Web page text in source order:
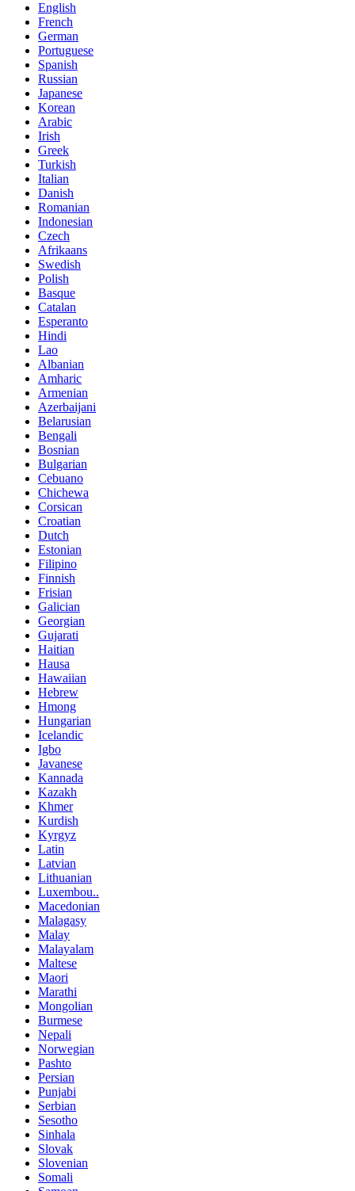
English
French
German
Portuguese
Spanish
Russian
Japanese
Korean
Arabic
Irish
Greek
Turkish
Italian
Danish
Romanian
Indonesian
Czech
Afrikaans
Swedish
Polish
Basque
Catalan
Esperanto
Hindi
Lao
Albanian
Amharic
Armenian
Azerbaijani
Belarusian
Bengali
Bosnian
Bulgarian
Cebuano
Chichewa
Corsican
Croatian
Dutch
Estonian
Filipino
Finnish
Frisian
Galician
Georgian
Gujarati
Haitian
Hausa
Hawaiian
Hebrew
Hmong
Hungarian
Icelandic
Igbo
Javanese
Kannada
Kazakh
Khmer
Kurdish
Kyrgyz
Latin
Latvian
Lithuanian
Luxembou..
Macedonian
Malagasy
Malay
Malayalam
Maltese
Maori
Marathi
Mongolian
Burmese
Nepali
Norwegian
Pashto
Persian
Punjabi
Serbian
Sesotho
Sinhala
Slovak
Slovenian
Somali